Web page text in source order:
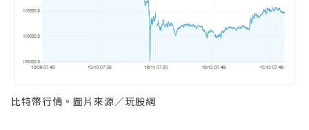
比特幣行情。圖片來源／玩股網